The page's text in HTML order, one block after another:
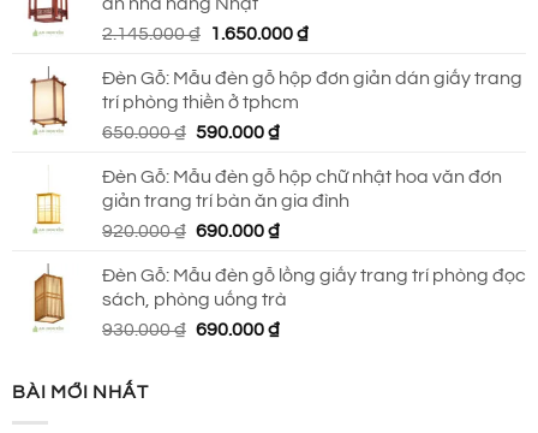
2.790.000 ₫.
2.150.000 ₫.
ăn nhà hàng Nhật
2.145.000₫
Giá
là:
2.145.000 ₫.
1.650.000₫Giá
tại
Đèn Gỗ: Mẫu đèn gỗ hộp đơn giản dán giấy trang
trí phòng thiền ở tphcm
650.000₫ Giá
là:
650.000 ₫.
590.000₫Giá
tại
là:
590.000 ₫.
Đèn Gỗ: Mẫu đèn gỗ hộp chữ nhật hoa văn đơn
giản trang trí bàn ăn gia đình
920.000₫ Giá
là:
920.000 ₫.
690.000₫Giá
tại
là:
690.000 ₫.
Đèn Gỗ: Mẫu đèn gỗ lồng giấy trang trí phòng đọc
sách, phòng uống trà
930.000₫ Giá
690.000₫Giá
BÀI MỚI NHẤT